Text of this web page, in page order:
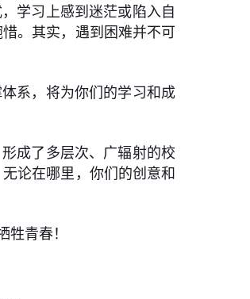
学习上感到迷茫或陷入自
。其实，遇到困难并不可
系，将为你们的学习和成
成了多层次、广辐射的校
论在哪里，你们的创意和
青春！